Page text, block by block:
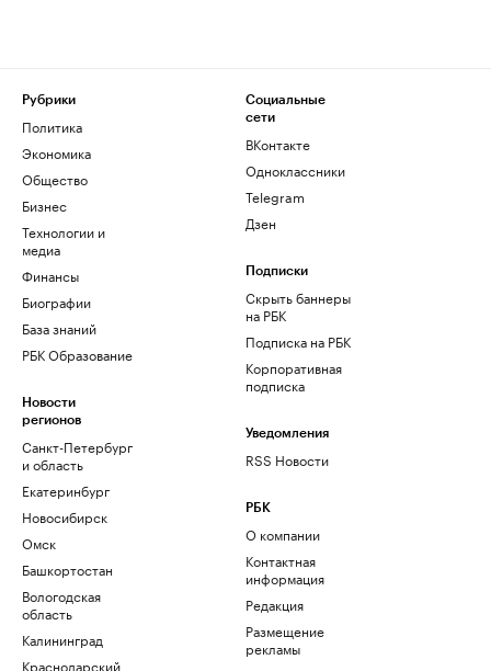
Рубрики
Политика
Экономика
Общество
Бизнес
Технологии и
медиа
Финансы
Биографии
База знаний
РБК Образование
Новости
регионов
Санкт-Петербург
и область
Екатеринбург
Новосибирск
Омск
Башкортостан
Вологодская
область
Калининград
Краснодарский
Социальные
сети
ВКонтакте
Одноклассники
Telegram
Дзен
Подписки
Скрыть баннеры
на РБК
Подписка на РБК
Корпоративная
подписка
Уведомления
RSS Новости
РБК
О компании
Контактная
информация
Редакция
Размещение
рекламы